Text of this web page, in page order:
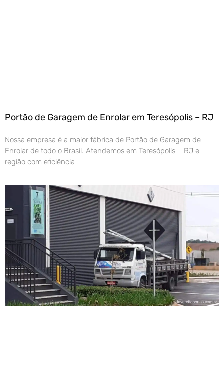
Portão de Garagem de Enrolar em Teresópolis – RJ
Nossa empresa é a maior fábrica de Portão de Garagem de
Enrolar de todo o Brasil. Atendemos em Teresópolis – RJ e
região com eficiência